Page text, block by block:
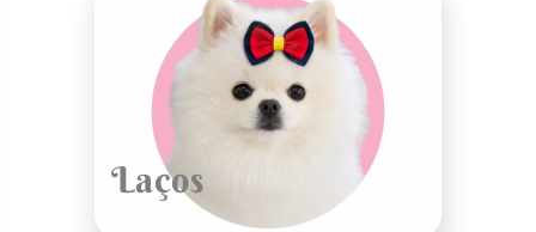
Laços